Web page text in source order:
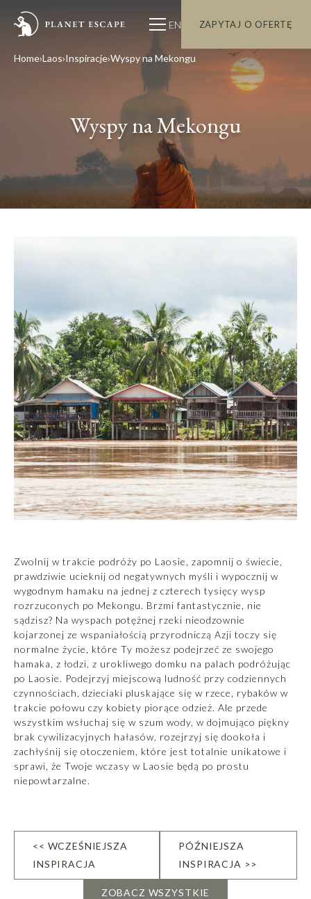
EN ZAPYTAJ O OFERTĘ
Home Laos Inspiracje Wyspy na Mekongu
Wyspy na Mekongu
Zwolnij w trakcie podróży po Laosie, zapomnij o świecie,
prawdziwie ucieknij od negatywnych myśli i wypocznij w
wygodnym hamaku na jednej z czterech tysięcy wysp
rozrzuconych po Mekongu. Brzmi fantastycznie, nie
sądzisz? Na wyspach potężnej rzeki nieodzownie
kojarzonej ze wspaniałością przyrodniczą Azji toczy się
normalne życie, które Ty możesz podejrzeć ze swojego
hamaka, z łodzi, z urokliwego domku na palach podróżując
po Laosie. Podejrzyj miejscową ludność przy codziennych
czynnościach, dzieciaki pluskające się w rzece, rybaków w
trakcie połowu czy kobiety piorące odzież. Ale przede
wszystkim wsłuchaj się w szum wody, w dojmująco piękny
brak cywilizacyjnych hałasów, rozejrzyj się dookoła i
zachłyśnij się otoczeniem, które jest totalnie unikatowe i
sprawi, że Twoje wczasy w Laosie będą po prostu
niepowtarzalne.
<< WCZEŚNIEJSZA
INSPIRACJA
PÓŹNIEJSZA
INSPIRACJA >>
ZOBACZ WSZYSTKIE